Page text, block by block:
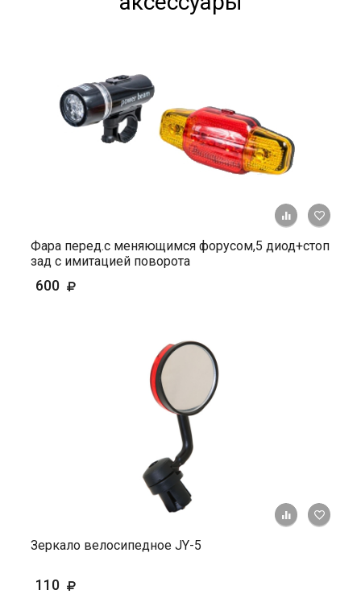
+ К
Фара перед.с меняющимся форусом,5 диод+стоп
зад с имитацией поворота
600
+ К
Зеркало велосипедное JY-5
110